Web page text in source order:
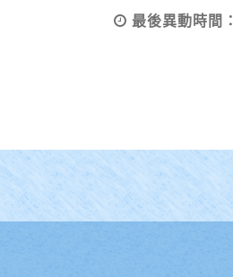
最後異動時間：